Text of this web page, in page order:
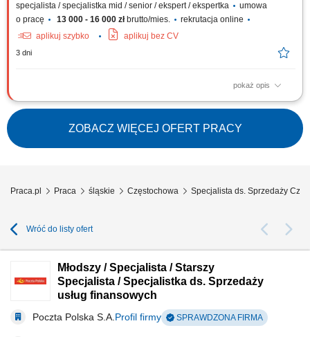
specjalista / specjalistka mid / senior / ekspert / ekspertka
umowa
o pracę
13 000 - 16 000 złbrutto/mies.
rekrutacja online
aplikuj szybko
aplikuj bez CV
3 dni
pokaż opis
Zadania Rozwój sprzedaży na rynku polskim i europejskim oraz
realizacja planów handlowych; Pozyskiwanie nowych klientów, obsługa
sieci handlowych oraz partnerów B2B; Prowadzenie negocjacji,
przygotowywanie ofert i budowanie relacji z klientami; Analiza wyników,
marż, rentowności projektów...
ZOBACZ WIĘCEJ OFERT PRACY
Praca.pl Praca śląskie Częstochowa Specjalista ds. Sprzedaży
Wróć do listy ofert
Młodszy / Specjalista / Starszy
Specjalista / Specjalistka ds. Sprzedaży
usług finansowych
Poczta Polska S.A. Profil firmy SPRAWDZONA FIRMA